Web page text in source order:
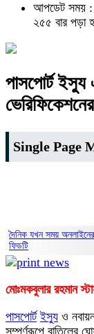
আপডেট সময় :
২৫৫ বার পড়া
পাসপোর্ট
Single Page
দৈনিক যখন সময়
ফিডটি
মোঃমকবুলার রহমান
পাসপোর্ট ইস্যু ও
সম্পূর্ণরূপে বাতিলের